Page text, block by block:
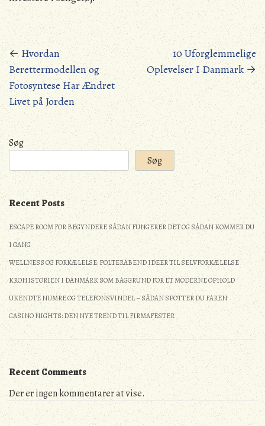
Posts
navigation
← Hvordan
Berettermodellen og
Fotosyntese Har Ændret
Livet på Jorden
10 Uforglemmelige
Oplevelser I Danmark→
Søg
Søg
Recent Posts
ESCAPE ROOM FOR BEGYNDERE SÅDAN FUNGERER DET OG SÅDAN KOMMER DU
I GANG
WELLNESS OG FORKÆLELSE: POLTERABEND IDEER TIL SELVFORKÆLELSE
KROHISTORIEN I DANMARK SOM BAGGRUND FOR ET MODERNE OPHOLD
UKENDTE NUMRE OG TELEFONSVINDEL – SÅDAN SPOTTER DU FAREN
CASINO NIGHTS: DEN NYE TREND TIL FIRMAFESTER
Recent Comments
Der er ingen kommentarer at vise.